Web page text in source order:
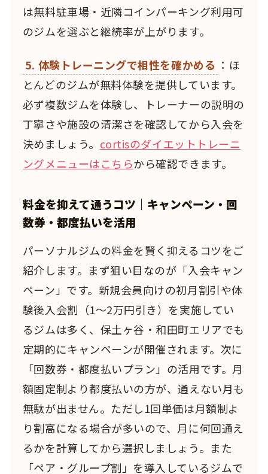
は無料駐車場・近隣コインパーキング利用可
のジムを選ぶと継続率が上がります。
5. 体験トレーニングで相性を確かめる ：ほ
とんどのジムが無料体験を提供しています。
必ず複数ジムを体験し、トレーナーの説明の
丁寧さや施設の清潔さを確認してから入会を
決めましょう。 cortisのダイエットトレーニ
ングメニューはこちらから確認できます。
料金を抑えて通うコツ｜キャンペーン・回
数券・都度払いを活用
パーソナルジムの料金を賢く抑えるコツをご
紹介します。まず狙い目なのが「入会キャン
ペーン」です。新規会員向けの初月割引や体
験後入会割（1〜2万円引き）を実施してい
るジムは多く、保土ヶ谷・和田町エリアでも
定期的にキャンペーンが開催されます。次に
「回数券・都度払いプラン」の活用です。月
額固定制より都度払いの方が、通えない月も
無駄が出ません。ただし1回単価は月額制よ
り割高になる場合が多いので、月に何回通え
るかを計算してから選択しましょう。また
「ペア・グループ割」を導入しているジムで